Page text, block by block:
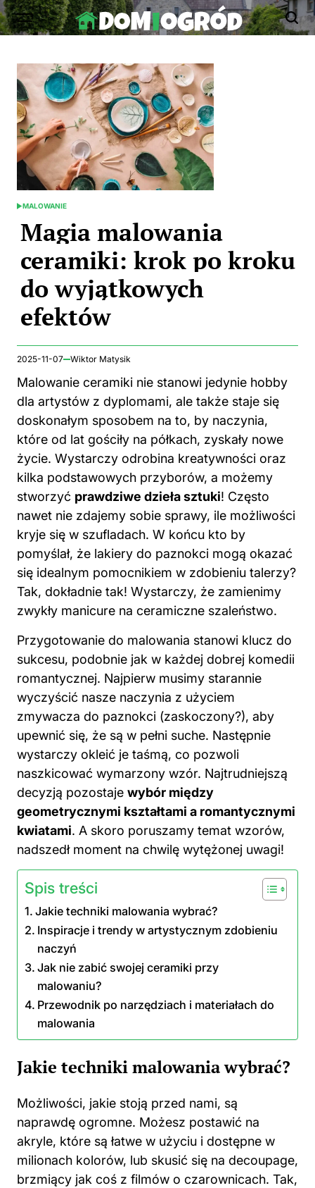
Skip
to
Ogród.edu.pl
POSTED
MALOWANIE
Magia malowania
ceramiki: krok po kroku
do wyjątkowych
efektów
2025-11-07 Wiktor Matysik
Malowanie ceramiki nie stanowi jedynie hobby
dla artystów z dyplomami, ale także staje się
doskonałym sposobem na to, by naczynia,
które od lat gościły na półkach, zyskały nowe
życie. Wystarczy odrobina kreatywności oraz
kilka podstawowych przyborów, a możemy
stworzyć prawdziwe dzieła sztuki! Często
nawet nie zdajemy sobie sprawy, ile możliwości
kryje się w szufladach. W końcu kto by
pomyślał, że lakiery do paznokci mogą okazać
się idealnym pomocnikiem w zdobieniu talerzy?
Tak, dokładnie tak! Wystarczy, że zamienimy
zwykły manicure na ceramiczne szaleństwo.
Przygotowanie do malowania stanowi klucz do
sukcesu, podobnie jak w każdej dobrej komedii
romantycznej. Najpierw musimy starannie
wyczyścić nasze naczynia z użyciem
zmywacza do paznokci (zaskoczony?), aby
upewnić się, że są w pełni suche. Następnie
wystarczy okleić je taśmą, co pozwoli
naszkicować wymarzony wzór. Najtrudniejszą
decyzją pozostaje wybór między
geometrycznymi kształtami a romantycznymi
kwiatami. A skoro poruszamy temat wzorów,
nadszedł moment na chwilę wytężonej uwagi!
Spis treści
Jakie techniki malowania wybrać?
Inspiracje i trendy w artystycznym zdobieniu
naczyń
Jak nie zabić swojej ceramiki przy
malowaniu?
Przewodnik po narzędziach i materiałach do
malowania
Jakie techniki malowania wybrać?
Możliwości, jakie stoją przed nami, są
naprawdę ogromne. Możesz postawić na
akryle, które są łatwe w użyciu i dostępne w
milionach kolorów, lub skusić się na decoupage,
brzmiący jak coś z filmów o czarownicach. Tak,